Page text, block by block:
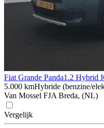
Fiat Grande Panda1.2 Hybrid
5.000 kmHybride (benzine/
Van Mossel FJA Breda, (NL)
Vergelijk